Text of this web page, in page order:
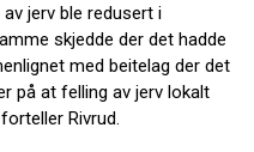
jerv ble redusert i
skjedde der det hadde
med beitelag der det
på at felling av jerv lokalt
Rivrud.